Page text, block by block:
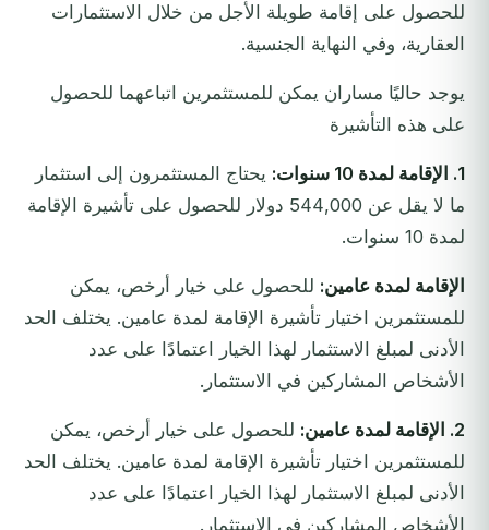
للحصول على إقامة طويلة الأجل من خلال الاستثمارات
العقارية، وفي النهاية الجنسية.
يوجد حاليًا مساران يمكن للمستثمرين اتباعهما للحصول
على هذه التأشيرة
1. الإقامة لمدة 10 سنوات:
يحتاج المستثمرون إلى استثمار
ما لا يقل عن 544,000 دولار للحصول على تأشيرة الإقامة
لمدة 10 سنوات.
الإقامة لمدة عامين: للحصول على خيار أرخص، يمكن
للمستثمرين اختيار تأشيرة الإقامة لمدة عامين. يختلف الحد
الأدنى لمبلغ الاستثمار لهذا الخيار اعتمادًا على عدد
الأشخاص المشاركين في الاستثمار.
2. الإقامة لمدة عامين:
للحصول على خيار أرخص، يمكن
للمستثمرين اختيار تأشيرة الإقامة لمدة عامين. يختلف الحد
الأدنى لمبلغ الاستثمار لهذا الخيار اعتمادًا على عدد
الأشخاص المشاركين في الاستثمار.